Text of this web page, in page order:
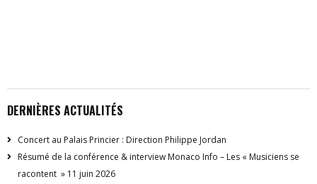
DERNIÈRES ACTUALITÉS
Concert au Palais Princier : Direction Philippe Jordan
Résumé de la conférence & interview Monaco Info – Les « Musiciens se
racontent » 11 juin 2026